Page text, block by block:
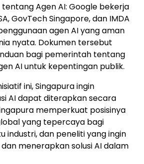
Agen AI: Google bekerja
GovTech Singapore, dan IMDA
agen AI yang aman
nyata. Dokumen tersebut
bagi pemerintah tentang
AI untuk kepentingan publik.
ini, Singapura ingin
AI dapat diterapkan secara
memperkuat posisinya
yang tepercaya bagi
industri, dan peneliti yang ingin
menerapkan solusi AI dalam